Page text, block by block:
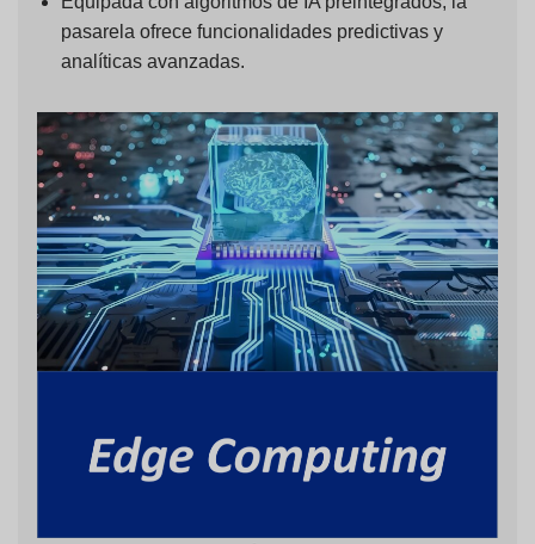
pasarela ofrece funcionalidades predictivas y
analíticas avanzadas.